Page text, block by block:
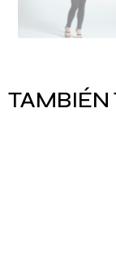
TAMBIÉN